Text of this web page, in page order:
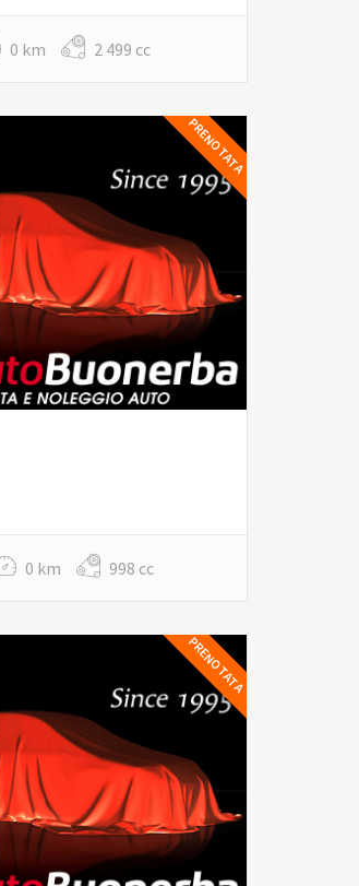
0 km 2 499 cc
PRENOTATA
0 km 998 cc
PRENOTATA